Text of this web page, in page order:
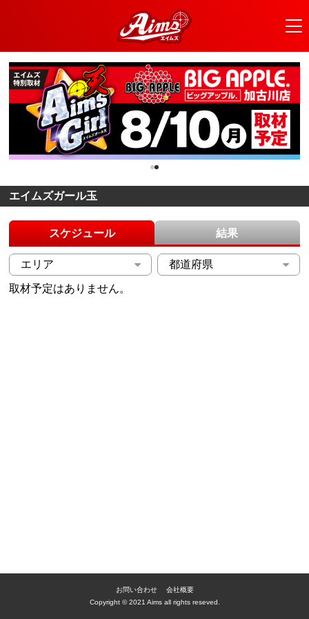
エイムズガール玉
スケジュール 結果
取材予定はありません。
お問い合わせ
会社概要
Copyright © 2021 Aims all rights reseved.